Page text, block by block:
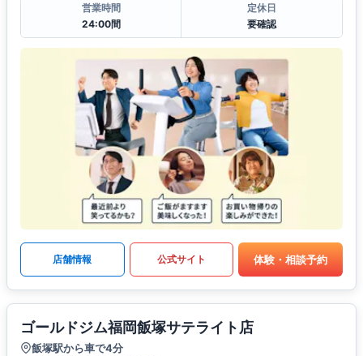
営業時間
24:00間
定休日
要確認
店舗情報 公式サイト 体験・相談予約
ゴールドジム福岡飯塚サテライト店
飯塚駅から車で4分